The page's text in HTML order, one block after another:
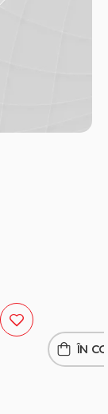
ÎN